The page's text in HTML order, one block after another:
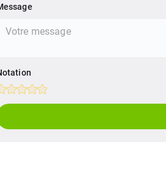
1 Star
2 Stars
3 Stars
4 Stars
5 Stars
Empty